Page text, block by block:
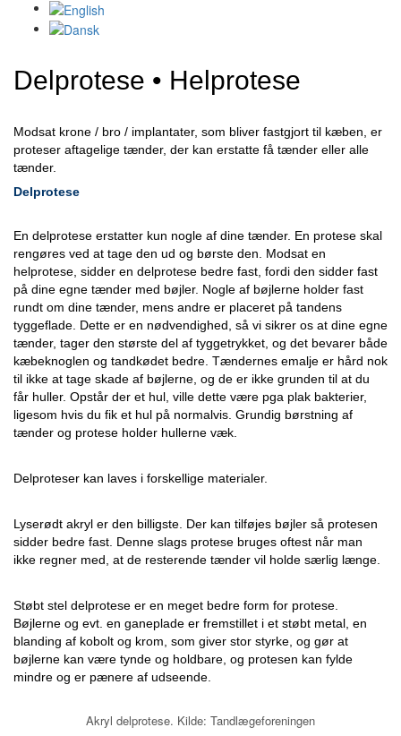
Delprotese • Helprotese
Modsat krone / bro / implantater, som bliver fastgjort til kæben, er
proteser aftagelige tænder, der kan erstatte få tænder eller alle
tænder.
Delprotese
En delprotese erstatter kun nogle af dine tænder. En protese skal
rengøres ved at tage den ud og børste den. Modsat en
helprotese, sidder en delprotese bedre fast, fordi den sidder fast
på dine egne tænder med bøjler. Nogle af bøjlerne holder fast
rundt om dine tænder, mens andre er placeret på tandens
tyggeflade. Dette er en nødvendighed, så vi sikrer os at dine egne
tænder, tager den største del af tyggetrykket, og det bevarer både
kæbeknoglen og tandkødet bedre. Tændernes emalje er hård nok
til ikke at tage skade af bøjlerne, og de er ikke grunden til at du
får huller. Opstår der et hul, ville dette være pga plak bakterier,
ligesom hvis du fik et hul på normalvis. Grundig børstning af
tænder og protese holder hullerne væk.
Delproteser kan laves i forskellige materialer.
Lyserødt akryl er den billigste. Der kan tilføjes bøjler så protesen
sidder bedre fast. Denne slags protese bruges oftest når man
ikke regner med, at de resterende tænder vil holde særlig længe.
Støbt stel delprotese er en meget bedre form for protese.
Bøjlerne og evt. en ganeplade er fremstillet i et støbt metal, en
blanding af kobolt og krom, som giver stor styrke, og gør at
bøjlerne kan være tynde og holdbare, og protesen kan fylde
mindre og er pænere af udseende.
Akryl delprotese. Kilde: Tandlægeforeningen